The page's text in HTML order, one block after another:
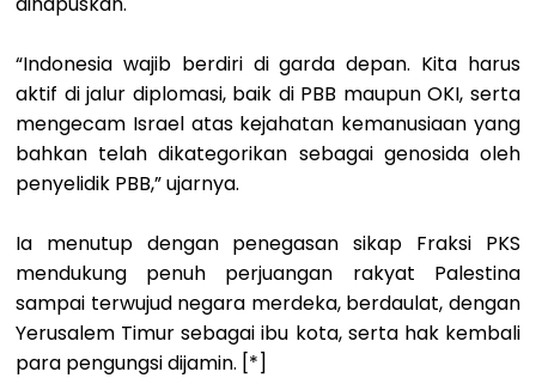
“Indonesia wajib berdiri di garda depan. Kita harus
aktif di jalur diplomasi, baik di PBB maupun OKI, serta
mengecam Israel atas kejahatan kemanusiaan yang
bahkan telah dikategorikan sebagai genosida oleh
penyelidik PBB,” ujarnya.
Ia menutup dengan penegasan sikap Fraksi PKS
mendukung penuh perjuangan rakyat Palestina
sampai terwujud negara merdeka, berdaulat, dengan
Yerusalem Timur sebagai ibu kota, serta hak kembali
para pengungsi dijamin. [*]